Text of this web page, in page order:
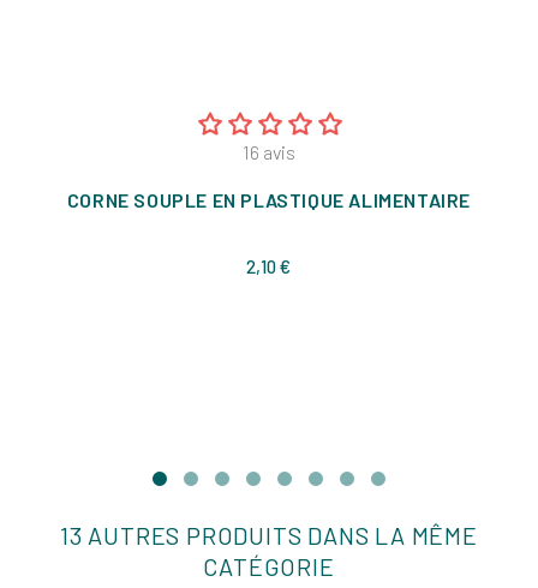
16 avis
CORNE SOUPLE EN PLASTIQUE ALIMENTAIRE
2,10 €
13 AUTRES PRODUITS DANS LA MÊME
CATÉGORIE